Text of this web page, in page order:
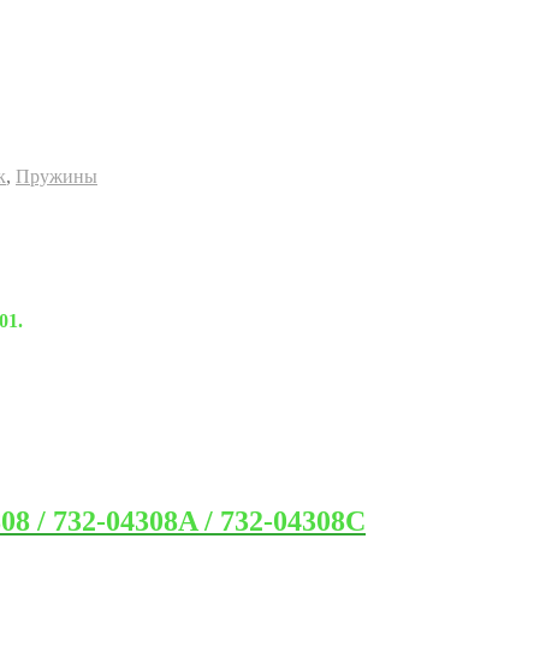
, Пружины
/ 732-04308A / 732-04308C